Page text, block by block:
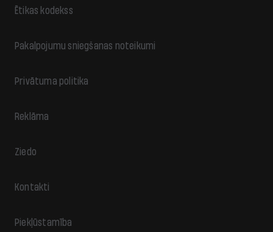
Ētikas kodekss
Pakalpojumu sniegšanas noteikumi
Privātuma politika
Reklāma
Ziedo
Kontakti
Piekļūstamība